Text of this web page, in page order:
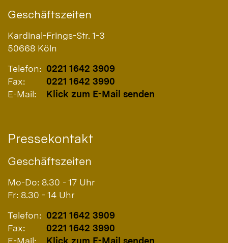
Geschäftszeiten
Kardinal-Frings-Str. 1-3
50668 Köln
Telefon: 0221 1642 3909
Fax:
0221 1642 3990
E-Mail:
Klick zum E-Mail senden
Pressekontakt
Geschäftszeiten
Mo-Do: 8.30 - 17 Uhr
Fr: 8.30 - 14 Uhr
Telefon: 0221 1642 3909
Fax:
0221 1642 3990
E-Mail:
Klick zum E-Mail senden